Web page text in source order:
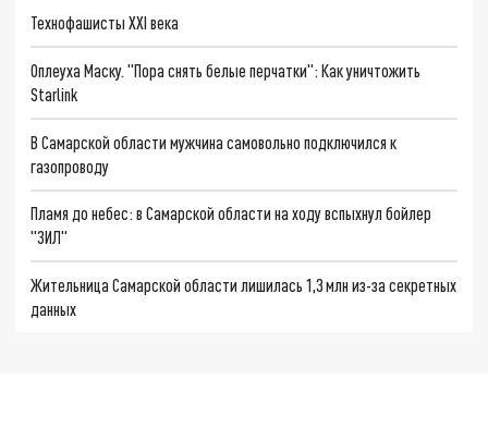
Технофашисты XXI века
Оплеуха Маску. "Пора снять белые перчатки": Как уничтожить
Starlink
В Самарской области мужчина самовольно подключился к
газопроводу
Пламя до небес: в Самарской области на ходу вспыхнул бойлер
"ЗИЛ"
Жительница Самарской области лишилась 1,3 млн из-за секретных
данных